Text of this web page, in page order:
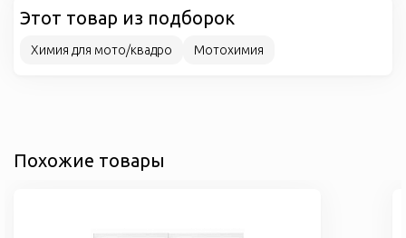
Этот товар из подборок
Химия для мото/квадро Мотохимия
Похожие товары